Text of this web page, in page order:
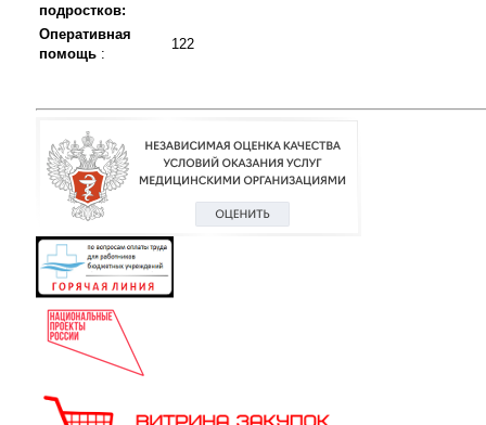
подростков:
Оперативная
помощь :
122